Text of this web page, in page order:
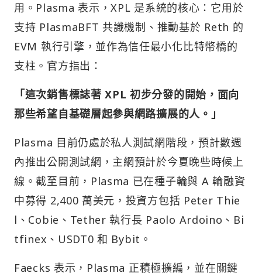
用。Plasma 表示，XPL 是系統的核心：它用於
支持 PlasmaBFT 共識機制、推動基於 Reth 的
EVM 執行引擎，並作為信任最小化比特幣橋的
支柱。官方指出：
「這次銷售標誌著 XPL 初步分發的開始，面向
那些希望自基礎層起參與網路擴展的人。」
Plasma 目前仍處於私人測試網階段，預計數週
內推出公開測試網，主網預計於今夏晚些時候上
線。截至目前，Plasma 已在種子輪與 A 輪融資
中募得 2,400 萬美元，投資方包括 Peter Thie
l、Cobie、Tether 執行長 Paolo Ardoino、Bi
tfinex、USDT0 和 Bybit。
Faecks 表示，Plasma 正積極擴編，並在關鍵